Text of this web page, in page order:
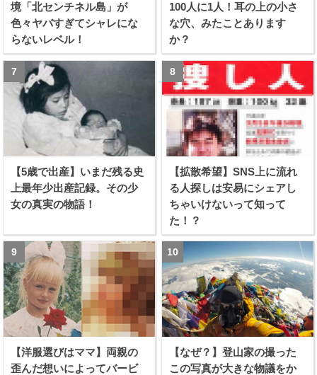
境「北センチネル島」が
色々ヤバすぎてシャレにな
らないレベル！
100人に1人！耳の上の小さ
な穴、みたことあります
か？
【5歳で出産】いまだ残る史
上最年少出産記録。その少
女の真実の物語！
【拡散希望】SNS上に流れ
る人探しは安易にシェアし
ちゃいけないって知って
た！？
【洋服選びはママ】両親の
歪んだ想いによってバービ
【なぜ？】登山家の撮った
この写真が大きな物議をか